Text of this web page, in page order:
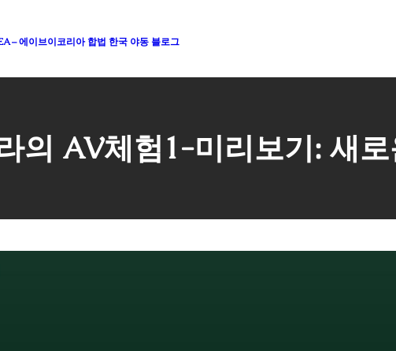
– 에이브이코리아 합법 한국 야동 블로그
의 AV체험1-미리보기: 새